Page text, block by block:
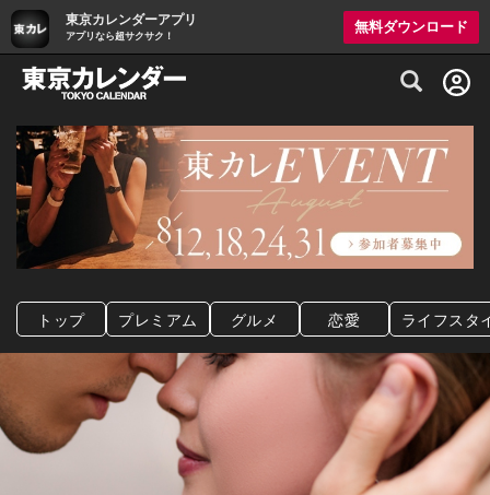
東京カレンダーアプリ
アプリなら超サクサク！
無料ダウンロード
グルメ情報・プレミアムレストラン予約
トップ プレミアム グルメ 恋愛 ライフスタ